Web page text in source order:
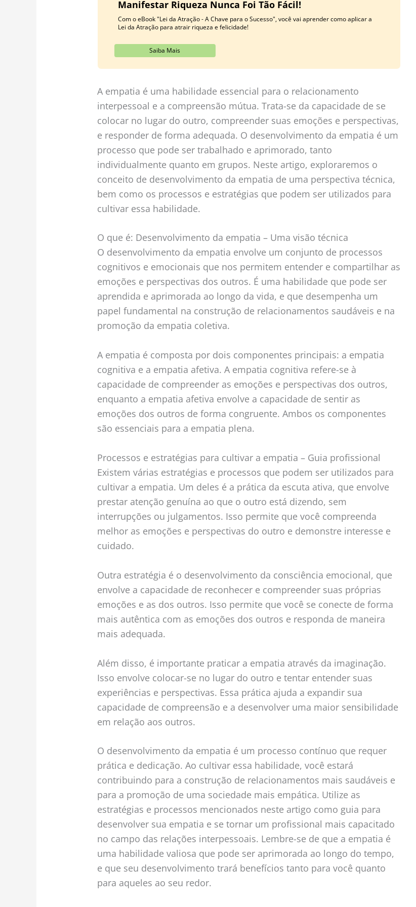
Manifestar Riqueza Nunca Foi Tão Fácil!
Com o eBook "Lei da Atração - A Chave para o Sucesso", você vai aprender como aplicar a
Lei da Atração para atrair riqueza e felicidade!
Saiba Mais
A empatia é uma habilidade essencial para o relacionamento
interpessoal e a compreensão mútua. Trata-se da capacidade de se
colocar no lugar do outro, compreender suas emoções e perspectivas,
e responder de forma adequada. O desenvolvimento da empatia é um
processo que pode ser trabalhado e aprimorado, tanto
individualmente quanto em grupos. Neste artigo, exploraremos o
conceito de desenvolvimento da empatia de uma perspectiva técnica,
bem como os processos e estratégias que podem ser utilizados para
cultivar essa habilidade.
O que é: Desenvolvimento da empatia – Uma visão técnica
O desenvolvimento da empatia envolve um conjunto de processos
cognitivos e emocionais que nos permitem entender e compartilhar as
emoções e perspectivas dos outros. É uma habilidade que pode ser
aprendida e aprimorada ao longo da vida, e que desempenha um
papel fundamental na construção de relacionamentos saudáveis e na
promoção da empatia coletiva.
A empatia é composta por dois componentes principais: a empatia
cognitiva e a empatia afetiva. A empatia cognitiva refere-se à
capacidade de compreender as emoções e perspectivas dos outros,
enquanto a empatia afetiva envolve a capacidade de sentir as
emoções dos outros de forma congruente. Ambos os componentes
são essenciais para a empatia plena.
Processos e estratégias para cultivar a empatia – Guia profissional
Existem várias estratégias e processos que podem ser utilizados para
cultivar a empatia. Um deles é a prática da escuta ativa, que envolve
prestar atenção genuína ao que o outro está dizendo, sem
interrupções ou julgamentos. Isso permite que você compreenda
melhor as emoções e perspectivas do outro e demonstre interesse e
cuidado.
Outra estratégia é o desenvolvimento da consciência emocional, que
envolve a capacidade de reconhecer e compreender suas próprias
emoções e as dos outros. Isso permite que você se conecte de forma
mais autêntica com as emoções dos outros e responda de maneira
mais adequada.
Além disso, é importante praticar a empatia através da imaginação.
Isso envolve colocar-se no lugar do outro e tentar entender suas
experiências e perspectivas. Essa prática ajuda a expandir sua
capacidade de compreensão e a desenvolver uma maior sensibilidade
em relação aos outros.
O desenvolvimento da empatia é um processo contínuo que requer
prática e dedicação. Ao cultivar essa habilidade, você estará
contribuindo para a construção de relacionamentos mais saudáveis e
para a promoção de uma sociedade mais empática. Utilize as
estratégias e processos mencionados neste artigo como guia para
desenvolver sua empatia e se tornar um profissional mais capacitado
no campo das relações interpessoais. Lembre-se de que a empatia é
uma habilidade valiosa que pode ser aprimorada ao longo do tempo,
e que seu desenvolvimento trará benefícios tanto para você quanto
para aqueles ao seu redor.